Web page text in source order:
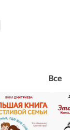
Все